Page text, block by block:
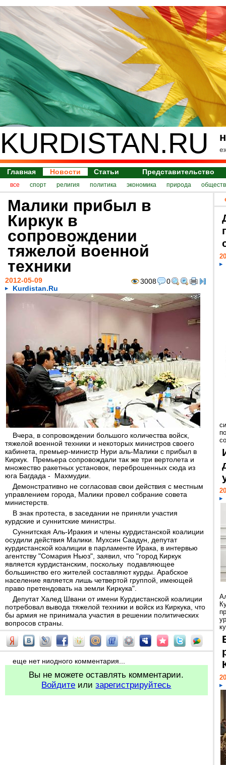
KURDISTAN.RU
Главная Новости Статьи Представительство
все спорт религия политика экономика природа
Малики прибыл в
Киркук в
сопровождении
тяжелой военной
техники
3008 0
2012-05-09
Kurdistan.Ru
Вчера, в сопровождении большого количества войск,
тяжелой военной техники и некоторых министров своего
кабинета, премьер-министр Нури аль-Малики с прибыл в
Киркук. Премьера сопровождали так же три вертолета и
множество ракетных установок, переброшенных сюда из
юга Багдада - Махмудии.
Демонстративно не согласовав свои действия с местным
управлением города, Малики провел собрание совета
министерств.
В знак протеста, в заседании не приняли участия
курдские и суннитские министры.
Суннитская Аль-Иракия и члены курдистанской коалиции
осудили действия Малики. Мухсин Саадун, депутат
курдистанской коалиции в парламенте Ирака, в интервью
агентству "Сомария Ньюз", заявил, что "город Киркук
является курдистанским, поскольку подавляющее
большинство его жителей составляют курды. Арабское
население является лишь четвертой группой, имеющей
право претендовать на земли Киркука".
Депутат Халед Швани от имени Курдистанской коалиции
потребовал вывода тяжелой техники и войск из Киркука, что
бы армия не принимала участия в решении политических
вопросов страны.
еще нет ниодного комментария...
Вы не можете оставлять комментарии.
Войдите илизарегистрируйтесь